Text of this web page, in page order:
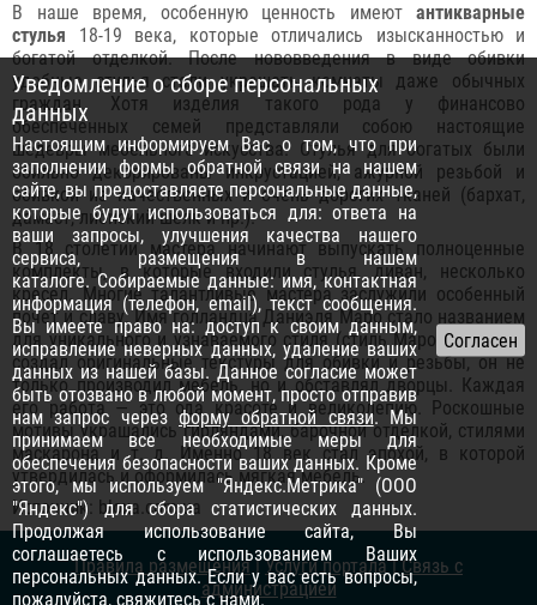
В наше время, особенную ценность имеют антикварные
стулья 18-19 века, которые отличались изысканностью и
богатой отделкой. После нововведения в виде обивки
удобные стулья стали украшать комнаты даже обычных
граждан. Хотя изделия такого рода у финансово
обеспеченных семей представляли собою настоящие
шедевры мебельного искусства. Стулья для богатых были
обильно декорированы инкрустацией, ажурной резьбой и
обивкой из качественных и очень дорогих тканей (бархат,
дамаст, лионский шелк и пр.).
В 18 столетии мастера начинают выпускать полноценные
комплекты, в которые входили стулья, диван, несколько
кресел. Многие талантливые мастера заслужили особенный
почет и славу. Имя голландца Даниэля Маро стало названием
для уникального и узнаваемого стиля (стиль Маро). Даниэль
создал оригинальные текстуры для обивки и резьбы, он не
только производил мебель, но и обставлял дворцы. Каждая
его работа — это ода красоте и великолепию. Роскошные
мотивы украшались гирляндами, барочной отделкой, стилями
маскарона и т. д. Именно 18 век стал эпохой, в которой
утвердилась и оформилась мягкая мебель.
Источник: bloxa.com.ua
Правила размещения|Услуги портала|Связь с
администрацией
Уведомление о сборе персональных
данных
Настоящим информируем Вас о том, что при
заполнении формы обратной связи на нашем
сайте, вы предоставляете персональные данные,
которые будут использоваться для: ответа на
ваши запросы, улучшения качества нашего
сервиса, размещения в нашем
каталоге. Собираемые данные: имя, контактная
информация (телефон, email), текст сообщения.
Вы имеете право на: доступ к своим данным,
исправление неверных данных, удаление ваших
данных из нашей базы. Данное согласие может
быть отозвано в любой момент, просто отправив
нам запрос черезформу обратной связи. Мы
принимаем все необходимые меры для
обеспечения безопасности ваших данных. Кроме
этого, мы используем "Яндекс.Метрика" (ООО
"Яндекс") для сбора статистических данных.
Продолжая использование сайта, Вы
соглашаетесь с использованием Ваших
персональных данных. Если у вас есть вопросы,
пожалуйста, свяжитесь с нами.